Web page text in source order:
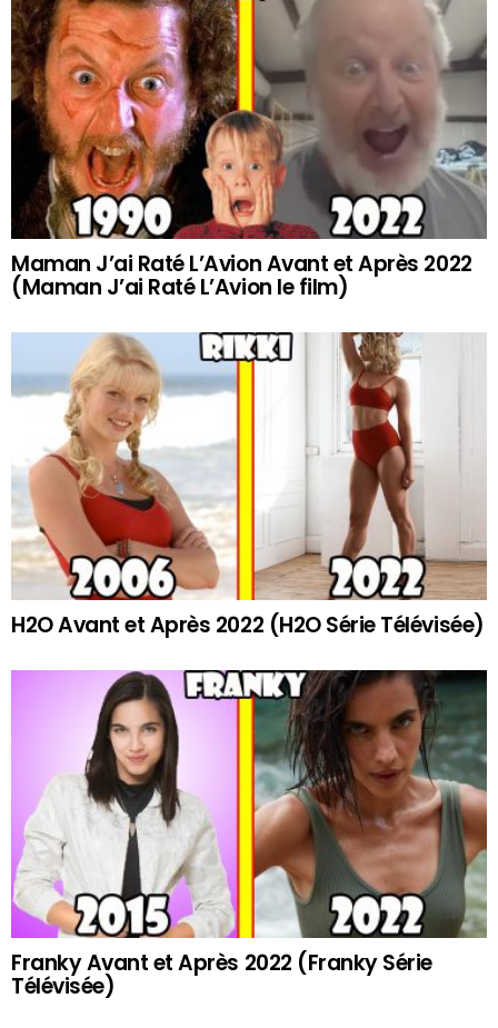
Maman J’ai Raté L’Avion Avant et Après 2022
(Maman J’ai Raté L’Avion le film)
H2O Avant et Après 2022 (H2O Série Télévisée)
Franky Avant et Après 2022 (Franky Série
Télévisée)